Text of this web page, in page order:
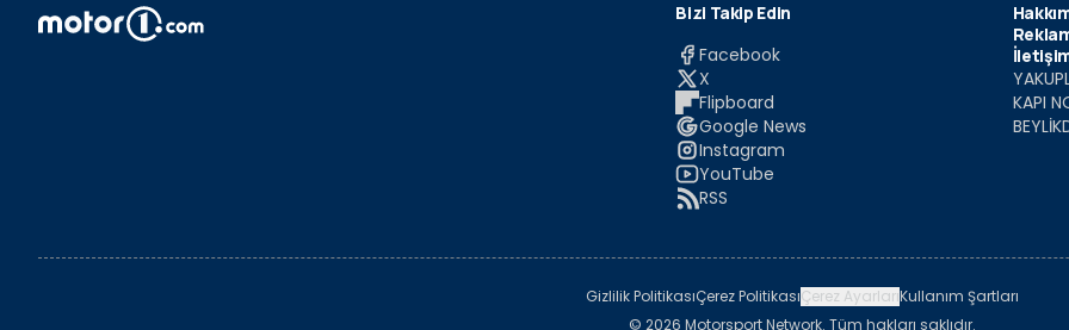
Bizi Takip Edin
Facebook
X
Flipboard
Google News
Instagram
YouTube
RSS
KAPI
Gizlilik PolitikasıÇerez PolitikasıÇerez AyarlarıKullanım Şartları
© 2026 Motorsport Network. Tüm hakları saklıdır.